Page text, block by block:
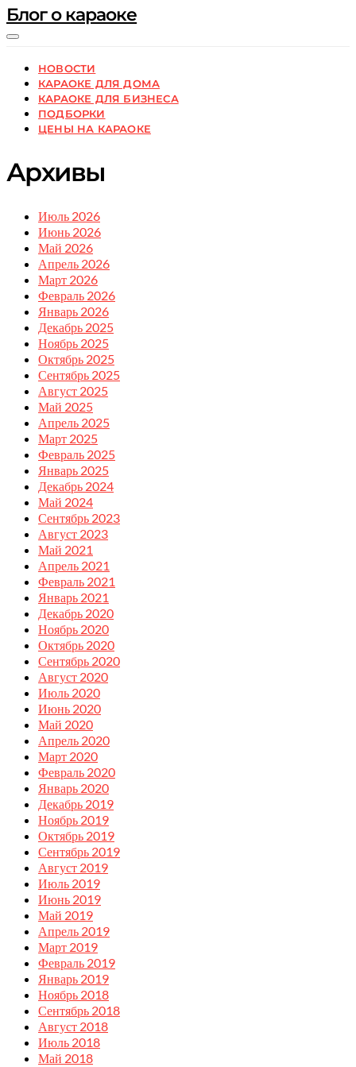
Блог о караоке
НОВОСТИ
КАРАОКЕ ДЛЯ ДОМА
КАРАОКЕ ДЛЯ БИЗНЕСА
ПОДБОРКИ
ЦЕНЫ НА КАРАОКЕ
Архивы
Июль 2026
Июнь 2026
Май 2026
Апрель 2026
Март 2026
Февраль 2026
Январь 2026
Декабрь 2025
Ноябрь 2025
Октябрь 2025
Сентябрь 2025
Август 2025
Май 2025
Апрель 2025
Март 2025
Февраль 2025
Январь 2025
Декабрь 2024
Май 2024
Сентябрь 2023
Август 2023
Май 2021
Апрель 2021
Февраль 2021
Январь 2021
Декабрь 2020
Ноябрь 2020
Октябрь 2020
Сентябрь 2020
Август 2020
Июль 2020
Июнь 2020
Май 2020
Апрель 2020
Март 2020
Февраль 2020
Январь 2020
Декабрь 2019
Ноябрь 2019
Октябрь 2019
Сентябрь 2019
Август 2019
Июль 2019
Июнь 2019
Май 2019
Апрель 2019
Март 2019
Февраль 2019
Январь 2019
Ноябрь 2018
Сентябрь 2018
Август 2018
Июль 2018
Май 2018